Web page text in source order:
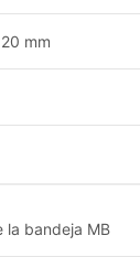
mm
la bandeja MB